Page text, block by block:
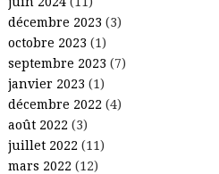
décembre 2023 (3)
octobre 2023 (1)
septembre 2023 (7)
janvier 2023 (1)
décembre 2022 (4)
août 2022 (3)
juillet 2022 (11)
mars 2022 (12)